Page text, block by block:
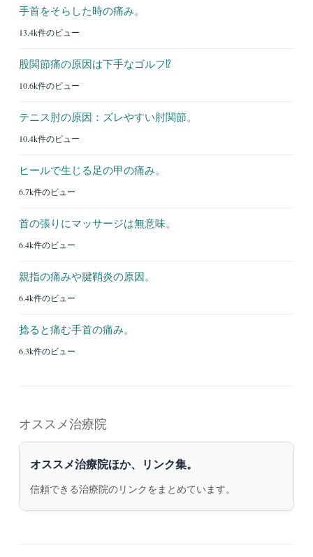
手首をそらした時の痛み。
13.4k件のビュー
股関節痛の原因は下手なゴルフ⁉︎
10.6k件のビュー
テニス肘の原因：ズレやすい肘関節。
10.4k件のビュー
ヒールで生じる足の甲の痛み。
6.7k件のビュー
首の張りにマッサージは無意味。
6.4k件のビュー
親指の痛みや腱鞘炎の原因。
6.4k件のビュー
捻ると痛む手首の痛み。
6.3k件のビュー
オススメ治療院
オススメ治療院ほか、リンク集。
信頼できる治療院のリンクをまとめています。